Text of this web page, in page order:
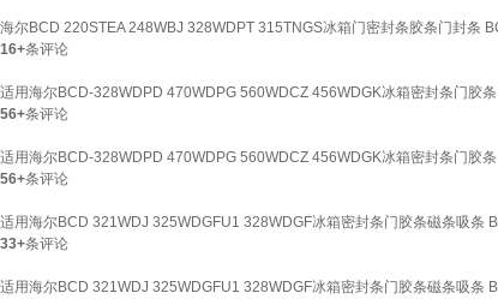
海尔BCD 220STEA 248WBJ 328WDPT 315TNGS冰箱门密封条胶条门封条
16+条评论
适用海尔BCD-328WDPD 470WDPG 560WDCZ 456WDGK冰箱密封条门胶
56+条评论
适用海尔BCD-328WDPD 470WDPG 560WDCZ 456WDGK冰箱密封条门胶
56+条评论
适用海尔BCD 321WDJ 325WDGFU1 328WDGF冰箱密封条门胶条磁条吸条
33+条评论
适用海尔BCD 321WDJ 325WDGFU1 328WDGF冰箱密封条门胶条磁条吸条